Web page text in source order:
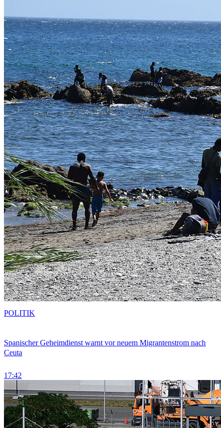
Spanischer Geheimdienst warnt vor neuem Migrantenstrom nach
Ceuta
17:42
POLITIK